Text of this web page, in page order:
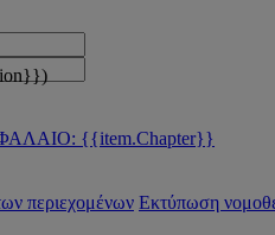
{{item.Chapter}}
περιεχομένων Εκτύπωση